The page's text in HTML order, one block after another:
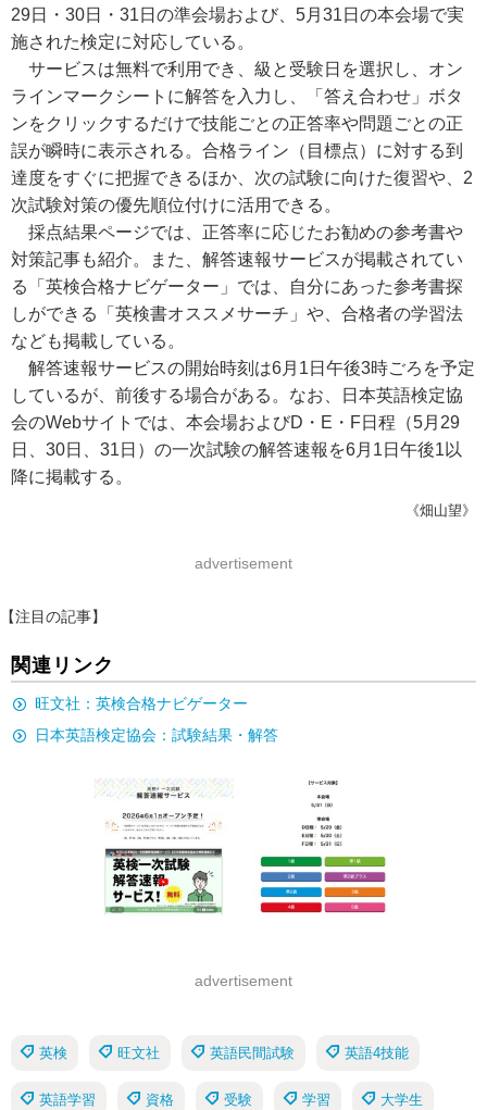
29日・30日・31日の準会場および、5月31日の本会場で実
施された検定に対応している。
サービスは無料で利用でき、級と受験日を選択し、オン
ラインマークシートに解答を入力し、「答え合わせ」ボタ
ンをクリックするだけで技能ごとの正答率や問題ごとの正
誤が瞬時に表示される。合格ライン（目標点）に対する到
達度をすぐに把握できるほか、次の試験に向けた復習や、2
次試験対策の優先順位付けに活用できる。
採点結果ページでは、正答率に応じたお勧めの参考書や
対策記事も紹介。また、解答速報サービスが掲載されてい
る「英検合格ナビゲーター」では、自分にあった参考書探
しができる「英検書オススメサーチ」や、合格者の学習法
なども掲載している。
解答速報サービスの開始時刻は6月1日午後3時ごろを予定
しているが、前後する場合がある。なお、日本英語検定協
会のWebサイトでは、本会場およびD・E・F日程（5月29
日、30日、31日）の一次試験の解答速報を6月1日午後1以
降に掲載する。
《畑山望》
advertisement
【注目の記事】
関連リンク
旺文社：英検合格ナビゲーター
日本英語検定協会：試験結果・解答
advertisement
英検 旺文社 英語民間試験 英語4技能
英語学習 資格 受験 学習 大学生